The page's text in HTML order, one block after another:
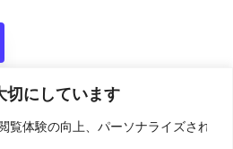
にしています
覧体験の向上、パーソナライズされた